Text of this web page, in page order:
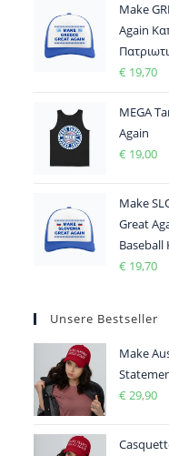
Make
Again
€ 19,70
MEGA
Again
€ 19,00
Make
Great
Baseball
€ 19,70
Unsere Bestseller
Make
€ 29,90